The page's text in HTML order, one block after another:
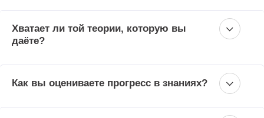
Хватает ли той теории, которую вы
даёте?
Как вы оцениваете прогресс в знаниях?